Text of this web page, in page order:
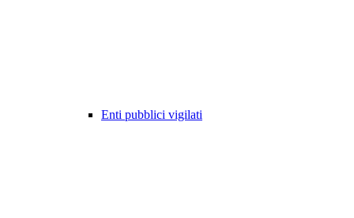
Enti pubblici vigilati